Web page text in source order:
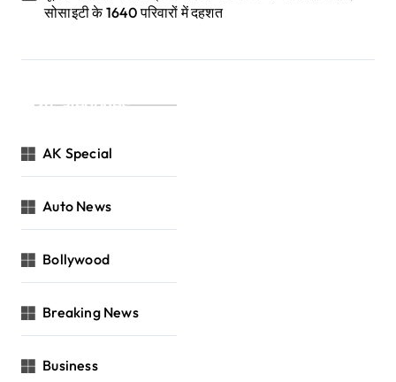
सोसाइटी के 1640 परिवारों में दहशत
Categories
AK Special
Auto News
Bollywood
Breaking News
Business